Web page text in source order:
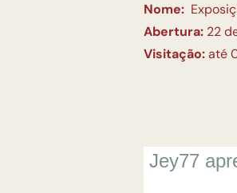
Nome:
Abertura: 22
Visitação:até
Jey77